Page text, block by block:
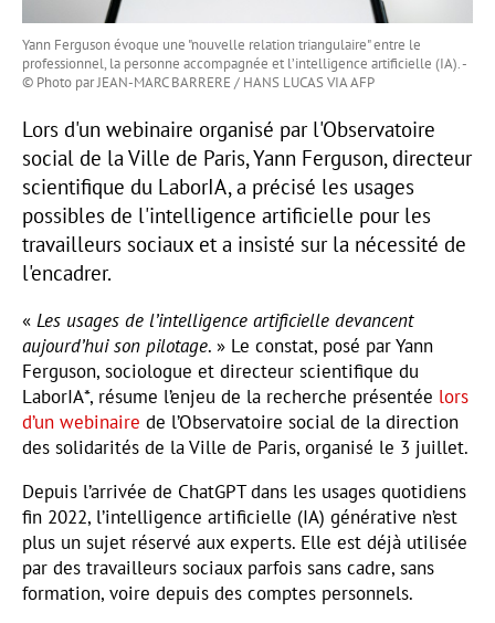
Yann Ferguson évoque une "nouvelle relation triangulaire" entre le
professionnel, la personne accompagnée et l’intelligence artificielle (IA). -
© Photo par JEAN-MARC BARRERE / HANS LUCAS VIA AFP
Lors d'un webinaire organisé par l'Observatoire
social de la Ville de Paris, Yann Ferguson, directeur
scientifique du LaborIA, a précisé les usages
possibles de l'intelligence artificielle pour les
travailleurs sociaux et a insisté sur la nécessité de
l'encadrer.
« Les usages de l’intelligence artificielle devancent
aujourd’hui son pilotage. » Le constat, posé par Yann
Ferguson, sociologue et directeur scientifique du
LaborIA*, résume l’enjeu de la recherche présentée lors
d’un webinaire de l’Observatoire social de la direction
des solidarités de la Ville de Paris, organisé le 3 juillet.
Depuis l’arrivée de ChatGPT dans les usages quotidiens
fin 2022, l’intelligence artificielle (IA) générative n’est
plus un sujet réservé aux experts. Elle est déjà utilisée
par des travailleurs sociaux parfois sans cadre, sans
formation, voire depuis des comptes personnels.